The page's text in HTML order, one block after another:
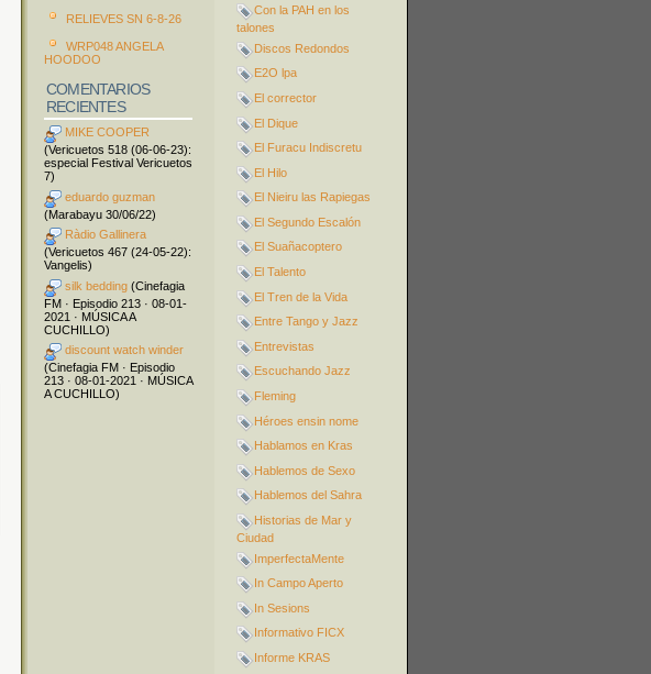
Con la PAH en los
talones
Discos Redondos
E2O lpa
El corrector
El Dique
El Furacu Indiscretu
El Hilo
El Nieiru las Rapiegas
El Segundo Escalón
El Suañacoptero
El Talento
El Tren de la Vida
Entre Tango y Jazz
Entrevistas
Escuchando Jazz
Fleming
Héroes ensin nome
Hablamos en Kras
Hablemos de Sexo
Hablemos del Sahra
Historias de Mar y
Ciudad
ImperfectaMente
In Campo Aperto
In Sesions
Informativo FICX
Informe KRAS
RELIEVES SN 6-8-26
WRP048 ANGELA
HOODOO
COMENTARIOS
RECIENTES
MIKE COOPER
(Vericuetos 518 (06-06-23):
especial Festival Vericuetos
7)
eduardo guzman
(Marabayu 30/06/22)
Ràdio Gallinera
(Vericuetos 467 (24-05-22):
Vangelis)
silk bedding (Cinefagia
FM · Episodio 213 · 08-01-
2021 · MÚSICA A
CUCHILLO)
discount watch winder
(Cinefagia FM · Episodio
213 · 08-01-2021 · MÚSICA
A CUCHILLO)